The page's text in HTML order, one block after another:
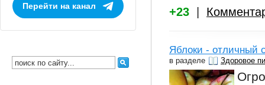
+23
Яблоки - отличный
в разделе Здоровое
Перейти на канал